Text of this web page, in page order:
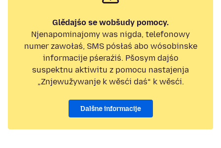
Glědajśo se wobšudy pomocy.
Njenapominajomy was nigda, telefonowy
numer zawołaś, SMS pósłaś abo wósobinske
informacije pśeraźiś. Pšosym dajśo
suspektnu aktiwitu z pomocu nastajenja
„Znjewužywanje k wěsći daś“ k wěsći.
Dalšne informacije